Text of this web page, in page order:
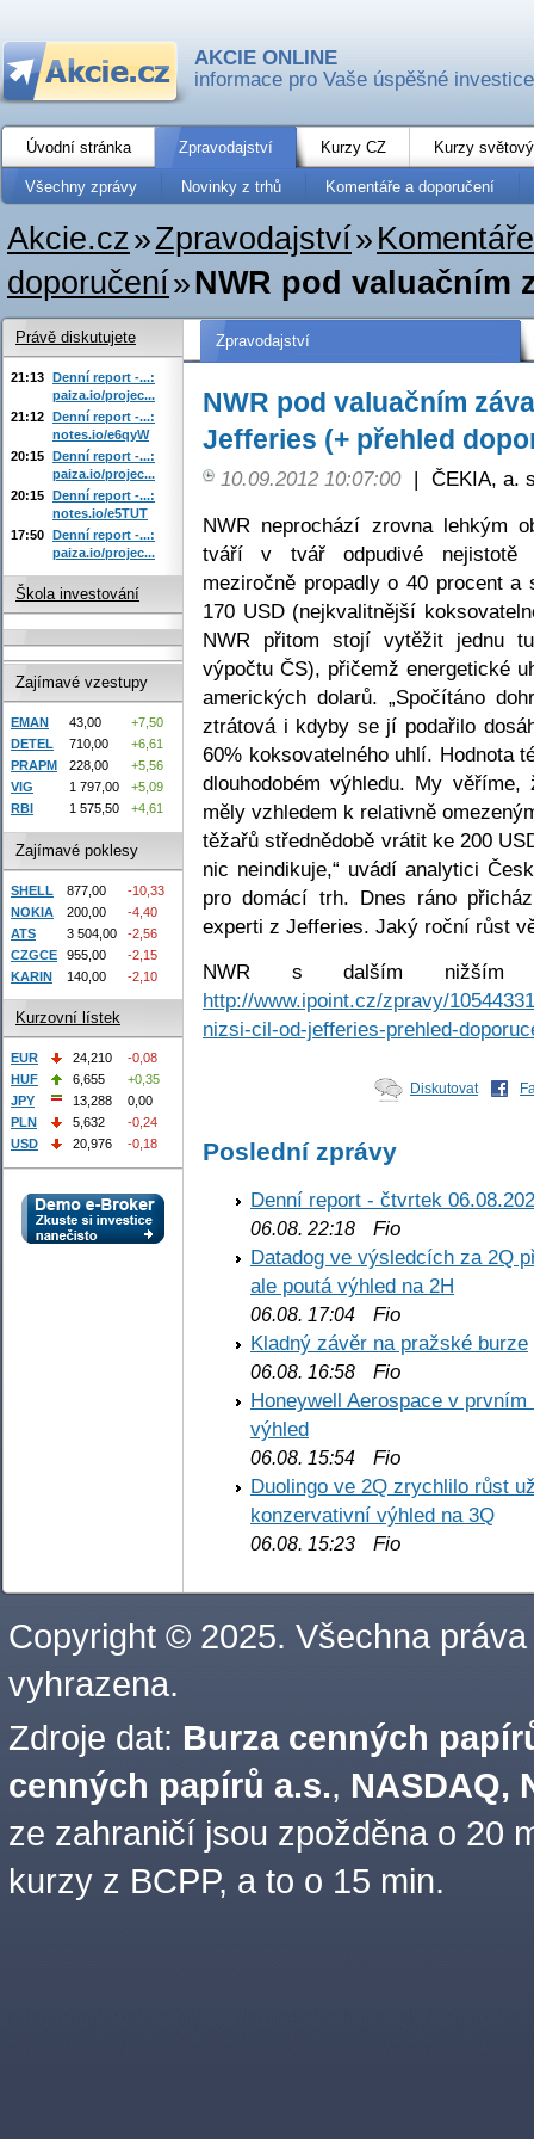
AKCIE ONLINE
informace pro Vaše úspěšné investice
Úvodní stránka Zpravodajství Kurzy CZ Kurzy
Všechny zprávy Novinky z trhů Komentáře a doporučení
Akcie.cz»Zpravodajství»
doporučení»NWR pod valuačním
Zpravodajství
NWR pod valuačním
Jefferies (+ přehled
10.09.2012 10:07:00 | ČEKIA, a.
NWR neprochází zrovna lehkým
tváří v tvář odpudivé nejistotě
meziročně propadly o 40 procent
170 USD (nejkvalitnější
NWR přitom stojí vytěžit jednu
výpočtu ČS), přičemž energetické
amerických dolarů. „Spočítáno
ztrátová i kdyby se jí podařilo
60% koksovatelného uhlí. Hodnota
dlouhodobém výhledu. My
měly vzhledem k relativně
těžařů střednědobě vrátit ke 200
nic neindikuje,“ uvádí analytici
pro domácí trh. Dnes ráno
experti z Jefferies. Jaký roční růst
NWR s dalším nižším
http://www.ipoint.cz/zpravy/
nizsi-cil-od-jefferies-prehled-
Diskutovat
Poslední zprávy
Denní report - čtvrtek
06.08. 22:18 Fio
Datadog ve výsledcích za 2Q
ale poutá výhled na 2H
06.08. 17:04 Fio
Kladný závěr na pražské burze
06.08. 16:58 Fio
Honeywell Aerospace v
výhled
06.08. 15:54 Fio
Duolingo ve 2Q zrychlilo růst
konzervativní výhled na 3Q
06.08. 15:23 Fio
Právě diskutujete
21:13 Denní report -...:
paiza.io/projec...
21:12 Denní report -...:
notes.io/e6qyW
20:15 Denní report -...:
paiza.io/projec...
20:15 Denní report -...:
notes.io/e5TUT
17:50 Denní report -...:
paiza.io/projec...
Škola investování
Zajímavé vzestupy
EMAN 43,00
+7,50
DETEL
710,00
+6,61
PRAPM
228,00
+5,56
VIG
1 797,00
+5,09
RBI
1 575,50 +4,61
Zajímavé poklesy
SHELL 877,00
-10,33
NOKIA
200,00
-4,40
ATS
3 504,00
-2,56
CZGCE
955,00
-2,15
KARIN
140,00 -2,10
Kurzovní lístek
EUR 24,210
-0,08
HUF
6,655
+0,35
JPY
13,288
0,00
PLN
5,632
-0,24
USD
20,976 -0,18
Copyright © 2025. Všechna práva
vyhrazena.
Zdroje dat: Burza cenných
cenných papírů a.s., NASDAQ,
ze zahraničí jsou zpožděna o 20
kurzy z BCPP, a to o 15 min.